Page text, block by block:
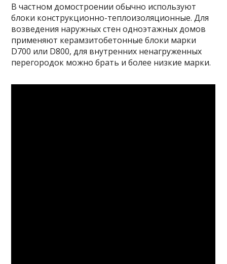
В частном домостроении обычно используют
блоки конструкционно-теплоизоляционные. Для
возведения наружных стен одноэтажных домов
применяют керамзитобетонные блоки марки
D700 или D800, для внутренних ненагруженных
перегородок можно брать и более низкие марки.